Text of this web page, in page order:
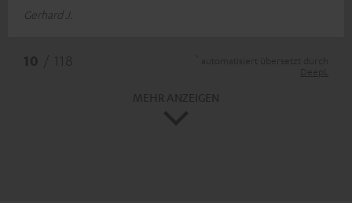
Gerhard J.